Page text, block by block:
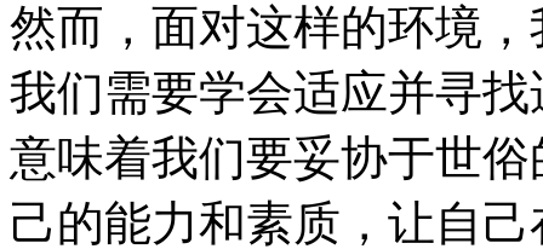
然而，面对这样的环境
我们需要学会适应并寻
意味着我们要妥协于世
己的能力和素质，让自